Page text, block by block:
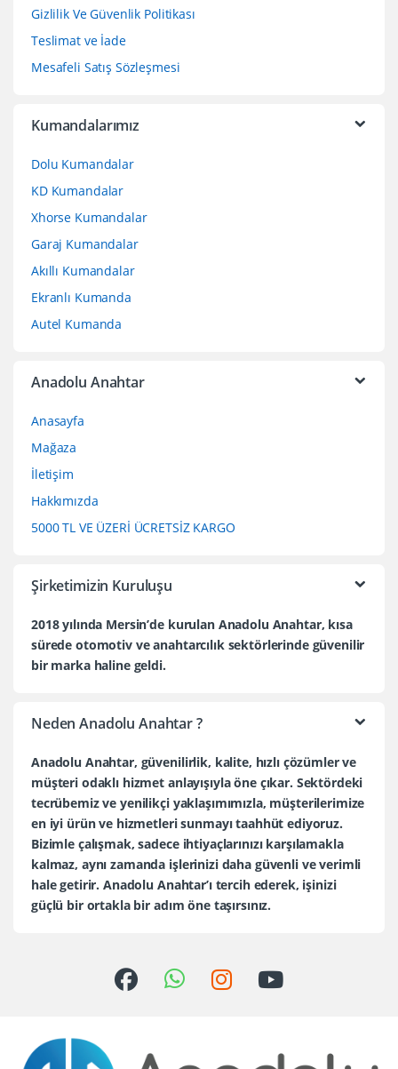
Gizlilik Ve Güvenlik Politikası
Teslimat ve İade
Mesafeli Satış Sözleşmesi
Kumandalarımız
Dolu Kumandalar
KD Kumandalar
Xhorse Kumandalar
Garaj Kumandalar
Akıllı Kumandalar
Ekranlı Kumanda
Autel Kumanda
Anadolu Anahtar
Anasayfa
Mağaza
İletişim
Hakkımızda
5000 TL VE ÜZERİ ÜCRETSİZ KARGO
Şirketimizin Kuruluşu
2018 yılında Mersin’de kurulan Anadolu Anahtar, kısa
sürede otomotiv ve anahtarcılık sektörlerinde güvenilir
bir marka haline geldi.
Neden Anadolu Anahtar ?
Anadolu Anahtar, güvenilirlik, kalite, hızlı çözümler ve
müşteri odaklı hizmet anlayışıyla öne çıkar. Sektördeki
tecrübemiz ve yenilikçi yaklaşımımızla, müşterilerimize
en iyi ürün ve hizmetleri sunmayı taahhüt ediyoruz.
Bizimle çalışmak, sadece ihtiyaçlarınızı karşılamakla
kalmaz, aynı zamanda işlerinizi daha güvenli ve verimli
hale getirir. Anadolu Anahtar’ı tercih ederek, işinizi
güçlü bir ortakla bir adım öne taşırsınız.